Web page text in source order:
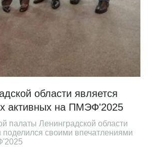
области является
активных на ПМЭФ'2025
палаты Ленинградской области
своими впечатлениями